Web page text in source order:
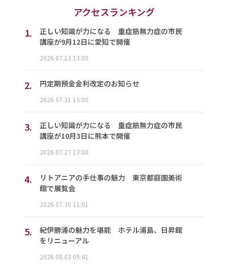
アクセスランキング
1.
正しい知識が力になる 重症筋無力症の市民
講座が9月12日に愛知で開催
2026.07.13 13:00
2. 円定期預金金利改定のお知らせ
2026.07.31 15:00
3.
正しい知識が力になる 重症筋無力症の市民
講座が10月3日に熊本で開催
2026.07.27 13:00
4.
リトアニアの手仕事の魅力 東京都庭園美術
館で展覧会
2026.07.30 11:01
5.
紀伊勝浦の魅力を堪能 ホテル浦島、日昇館
をリニューアル
2026.08.03 09:41